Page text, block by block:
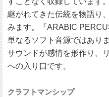
継がれてきた伝統を物語り
みます。『ARABIC
単なるソフト音源ではあり
サウンドが感情を形作り、
への入り口です。
クラフトマンシップ